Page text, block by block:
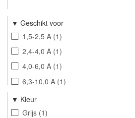
Geschikt voor
1,5-2,5 A 1
2,4-4,0 A 1
4,0-6,0 A 1
6,3-10,0 A 1
10,0-16,0 A
PS12100NL en PS24100NL
Kleur
Grijs 1